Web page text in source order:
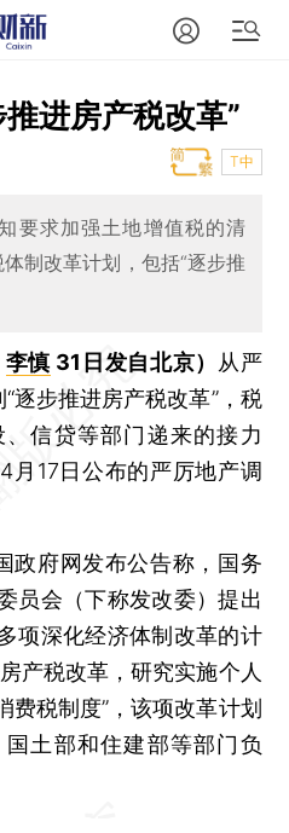
进房产税改革”
T中
要求加强土地增值税的清
制改革计划，包括“逐步推
李慎31日发自北京） 从严
逐步推进房产税改革”，税
信贷等部门递来的接力
月17日公布的严厉地产调
府网发布公告称，国务
员会（下称发改委）提出
项深化经济体制改革的计
产税改革，研究实施个人
费税制度”，该项改革计划
土部和住建部等部门负